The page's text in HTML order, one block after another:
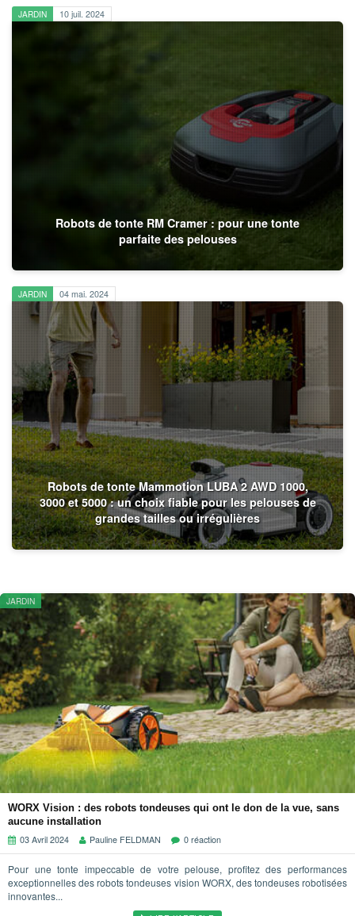
JARDIN 10 juil. 2024
Robots de tonte RM Cramer : pour une tonte
parfaite des pelouses
JARDIN 04 mai. 2024
Robots de tonte Mammotion LUBA 2 AWD 1000,
3000 et 5000 : un choix fiable pour les pelouses de
grandes tailles ou irrégulières
JARDIN
WORX Vision : des robots tondeuses qui ont le don de la vue, sans
aucune installation
03 Avril 2024
Pauline FELDMAN 0 réaction
Pour une tonte impeccable de votre pelouse, profitez des performances
exceptionnelles des robots tondeuses vision WORX, des tondeuses robotisées
innovantes...